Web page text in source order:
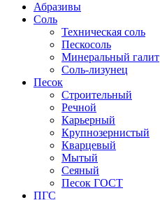
Абразивы
Соль
Техническая соль
Пескосоль
Минеральный галит
Соль-лизунец
Песок
Строительный
Речной
Карьерный
Крупнозернистый
Кварцевый
Мытый
Сеяный
Песок ГОСТ
ПГС